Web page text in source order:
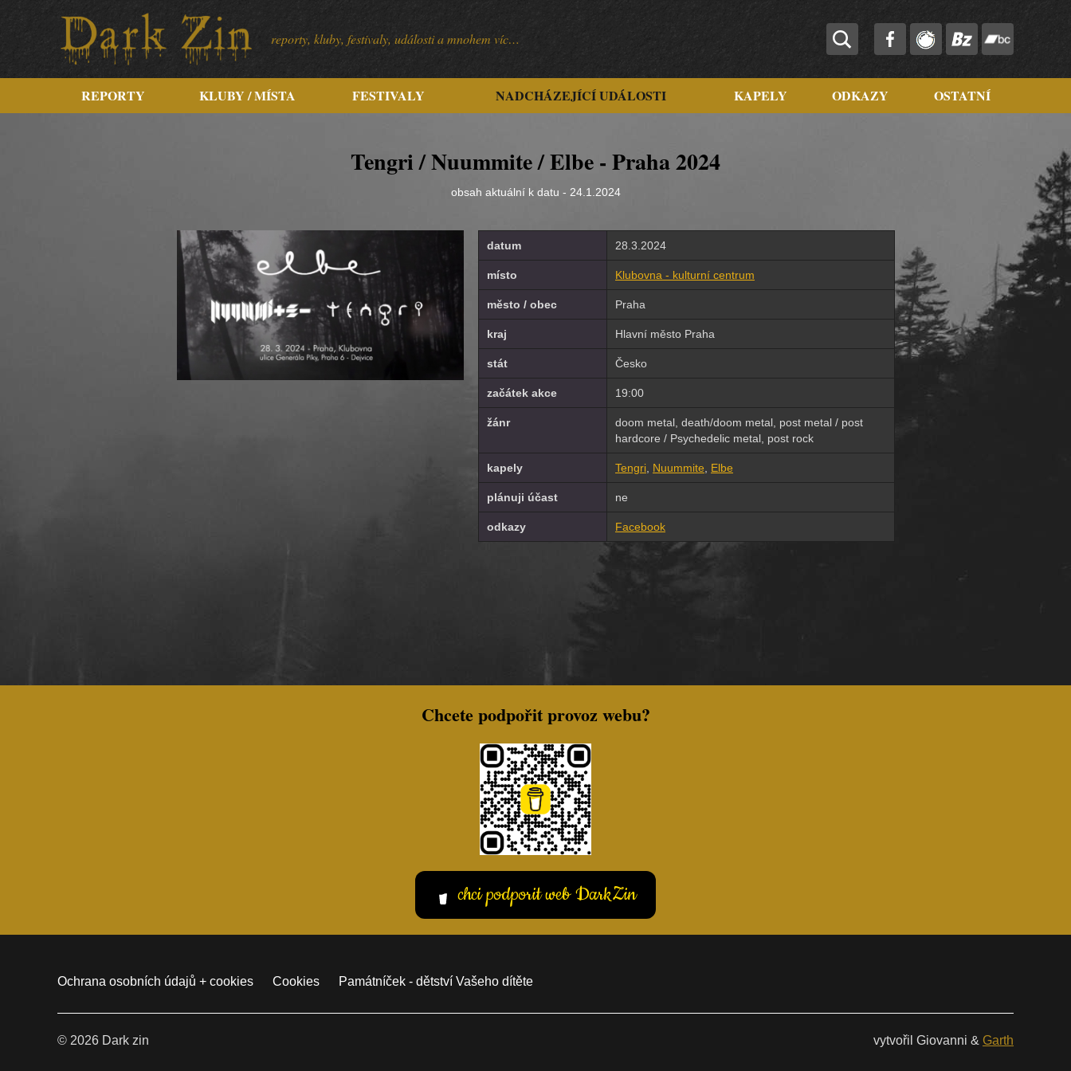
reporty, kluby, festivaly, události a mnohem víc…
REPORTY KLUBY / MÍSTA FESTIVALY NADCHÁZEJÍCÍ UDÁLOSTI KAPELY ODKAZY OSTATNÍ
Tengri / Nuummite / Elbe - Praha 2024
obsah aktuální k datu - 24.1.2024
datum 28.3.2024
místo Klubovna - kulturní centrum
město / obec Praha
kraj Hlavní město Praha
stát Česko
začátek akce 19:00
žánr
doom metal, death/doom metal, post metal / post
hardcore / Psychedelic metal, post rock
kapely Tengri Nuummite Elbe
plánuji účast ne
odkazy Facebook
Chcete podpořit provoz webu?
chci podporit web DarkZin
Ochrana osobních údajů + cookies Cookies Památníček - dětství Vašeho dítěte
© 2026 Dark zin vytvořil Giovanni & Garth